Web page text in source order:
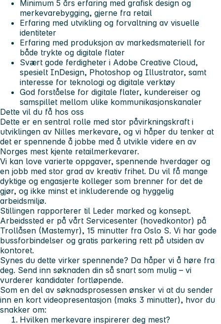
Minimum 5 års erfaring med grafisk design og
merkevarebygging, gjerne fra retail
Erfaring med utvikling og forvaltning av visuelle
identiteter
Erfaring med produksjon av markedsmateriell for
både trykte og digitale flater
Svært gode ferdigheter i Adobe Creative Cloud,
spesielt InDesign, Photoshop og Illustrator, samt
interesse for teknologi og digitale verktøy
God forståelse for digitale flater, kundereiser og
samspillet mellom ulike kommunikasjonskanaler
Dette vil du få hos oss
Dette er en sentral rolle med stor påvirkningskraft i
utviklingen av Nilles merkevare, og vi håper du tenker at
det er spennende å jobbe med å utvikle videre en av
Norges mest kjente retailmerkevarer.
Vi kan love varierte oppgaver, spennende hverdager og
en jobb med stor grad av kreativ frihet. Du vil få mange
dyktige og engasjerte kolleger som brenner for det de
gjør, og ikke minst et inkluderende og hyggelig
arbeidsmiljø.
Stillingen rapporterer til Leder marked og konsept.
Arbeidssted er på vårt Servicesenter (hovedkontor) på
Trollåsen (Mastemyr), 15 minutter fra Oslo S. Vi har gode
bussforbindelser og gratis parkering rett på utsiden av
kontoret.
Synes du dette virker spennende? Da håper vi å høre fra
deg. Send inn søknaden din så snart som mulig – vi
vurderer kandidater fortløpende.
Som en del av søknadsprosessen ønsker vi at du sender
inn en kort videopresentasjon (maks 3 minutter), hvor du
snakker om:
Hvilken merkevare inspirerer deg mest?